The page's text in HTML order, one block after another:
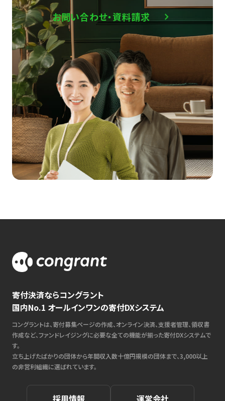
お問い合わせ・資料請求
寄付決済ならコングラント
国内No.1 オールインワンの寄付DXシステム
コングラントは、寄付募集ページの作成、オンライン決済、支援者管理、領収書
作成など、ファンドレイジングに必要な全ての機能が揃った寄付DXシステムで
す。
立ち上げたばかりの団体から年間収入数十億円規模の団体まで、3,000以上
の非営利組織に選ばれています。
採用情報 運営会社